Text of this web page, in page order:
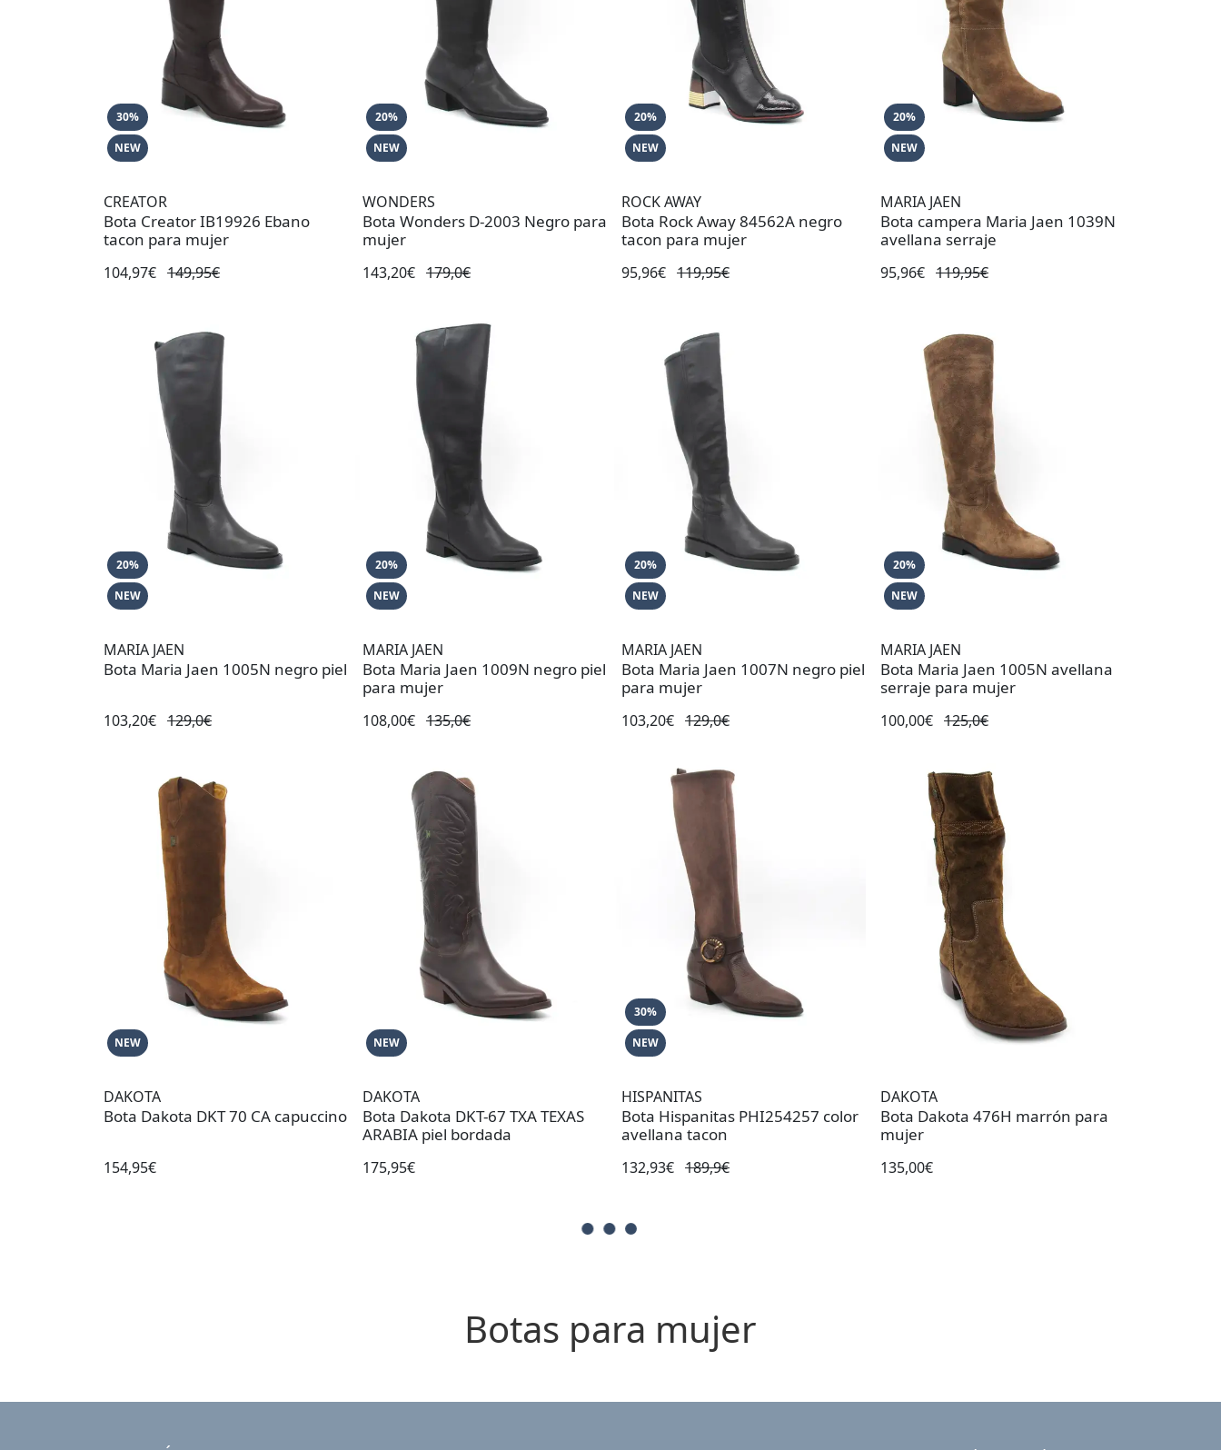
30%
NEW
CREATOR
Bota Creator IB19926 Ebano
tacon para mujer
104,97€ 149,95€
20%
NEW
WONDERS
Bota Wonders D-2003 Negro para
mujer
143,20€ 179,0€
20%
NEW
ROCK AWAY
Bota Rock Away 84562A negro
tacon para mujer
95,96€ 119,95€
20%
NEW
MARIA JAEN
Bota campera Maria Jaen 1039N
avellana serraje
95,96€ 119,95€
20%
NEW
MARIA JAEN
Bota Maria Jaen 1005N negro piel
103,20€ 129,0€
20%
NEW
MARIA JAEN
Bota Maria Jaen 1009N negro piel
para mujer
108,00€ 135,0€
20%
NEW
MARIA JAEN
Bota Maria Jaen 1007N negro piel
para mujer
103,20€ 129,0€
20%
NEW
MARIA JAEN
Bota Maria Jaen 1005N avellana
serraje para mujer
100,00€ 125,0€
NEW
DAKOTA
Bota Dakota DKT 70 CA capuccino
154,95€
NEW
DAKOTA
Bota Dakota DKT-67 TXA TEXAS
ARABIA piel bordada
175,95€
30%
NEW
HISPANITAS
Bota Hispanitas PHI254257 color
avellana tacon
132,93€ 189,9€
DAKOTA
Bota Dakota 476H marrón para
mujer
135,00€
Botas para mujer